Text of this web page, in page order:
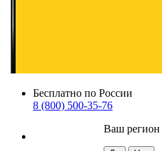
Бесплатно по России
8 (800) 500-35-76
Ваш регион